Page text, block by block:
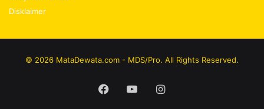
Disklaimer
© 2026 MataDewata.com - MDS/Pro. All Rights Reserved.
Facebook
YouTubeInstagram